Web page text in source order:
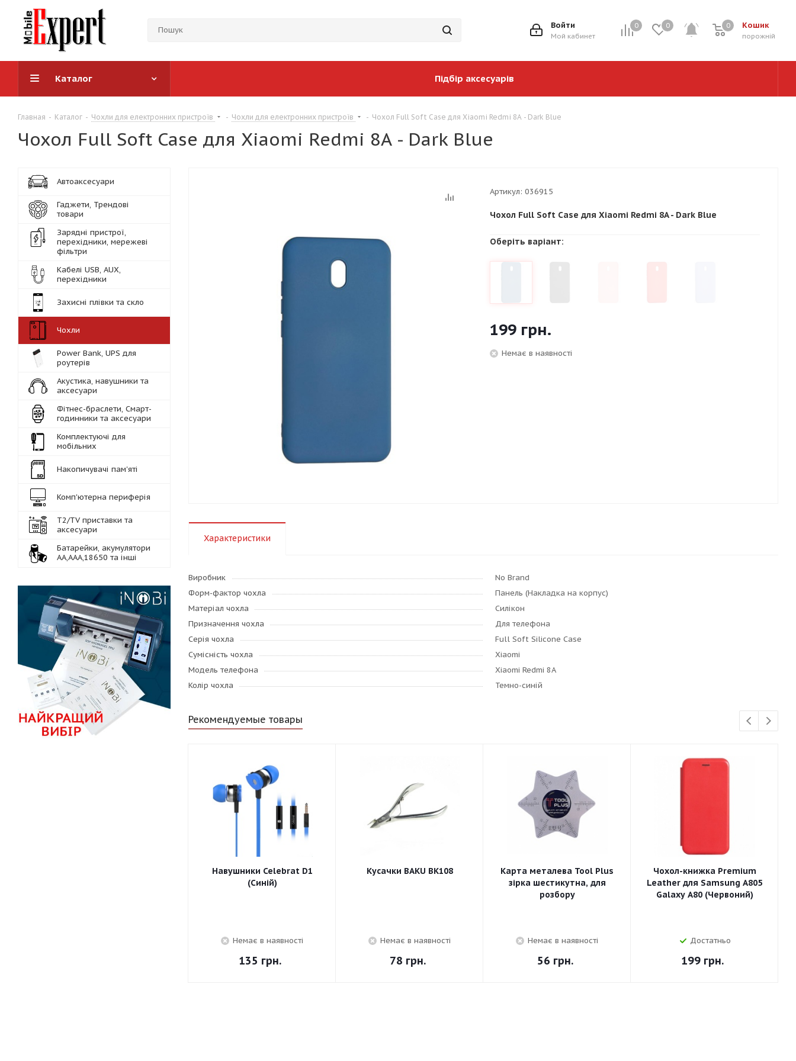
0 0 Кошик
0
порожній
0
Войти
Мой кабинет
Каталог Підбір аксесуарів
Главная - Каталог - Чохли для електронних пристроїв - Чохли для електронних пристроїв - Чохол Full Soft Case для Xiaomi Redmi 8A - Dark Blue
Чохол Full Soft Case для Xiaomi Redmi 8A - Dark Blue
Артикул: 036915
Чохол Full Soft Case для Xiaomi Redmi 8A - Dark Blue
Оберіть варіант:
199 грн.
Немає в наявності
Характеристики
Виробник
No Brand
Форм-фактор чохла
Панель (Накладка на корпус)
Матеріал чохла
Силікон
Призначення чохла
Для телефона
Серія чохла
Full Soft Silicone Case
Сумісність чохла
Xiaomi
Модель телефона
Xiaomi Redmi 8A
Колір чохла
Темно-синій
Рекомендуемые товары
Навушники Celebrat D1
(Синій)
Немає в наявності
135 грн.
Кусачки BAKU BK108
Немає в наявності
78 грн.
Карта металева Tool Plus
зірка шестикутна, для
розбору
Немає в наявності
56 грн.
Чохол-книжка Premium
Leather для Samsung A805
Galaxy A80 (Червоний)
Достатньо
199 грн.
Автоаксесуари
Гаджети, Трендові
товари
Зарядні пристрої,
перехідники, мережеві
фільтри
Кабелі USB, AUX,
перехідники
Захисні плівки та скло
Чохли
Power Bank, UPS для
роутерів
Акустика, навушники та
аксесуари
Фітнес-браслети, Смарт-
годинники та аксесуари
Комплектуючі для
мобільних
Накопичувачі пам'яті
Комп'ютерна периферія
Т2/TV приставки та
аксесуари
Батарейки, акумулятори
АА,ААА,18650 та інші